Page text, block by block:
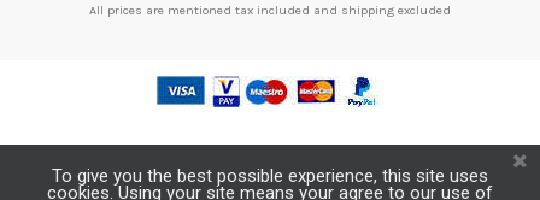
All prices are mentioned tax included and shipping excluded
To give you the best possible experience, this site uses
cookies. Using your site means your agree to our use of